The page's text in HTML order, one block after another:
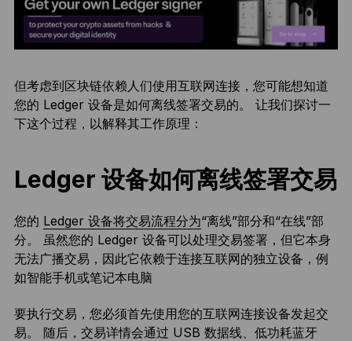
但考虑到区块链依赖人们使用互联网连接，您可能想知道
您的 Ledger 设备是如何离线签署交易的。 让我们探讨一
下这个过程，以解释其工作原理：
Ledger 设备如何离线签署交易
您的 Ledger 设备将交易流程分为“离线”部分和“在线”部
分。 虽然您的 Ledger 设备可以处理交易签署，但它本身
无法广播交易，因此它依赖于连接互联网的独立设备，例
如智能手机或笔记本电脑
要执行交易，您必须首先使用您的互联网连接设备发起交
易。 随后，交易详情会通过 USB 数据线、低功耗蓝牙